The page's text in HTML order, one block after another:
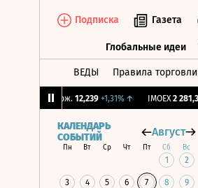
Подписка Газета
Глобальные идеи
ВЕДЫ Правила торговли
CNY Бирж. 12,239 +1,31%↑ IMOEX 2 281,31
КАЛЕНДАРЬ
СОБЫТИЙ
Август
Пн Вт Ср Чт Пт Сб Вс
1 2
3 4 5 6 7 8 9